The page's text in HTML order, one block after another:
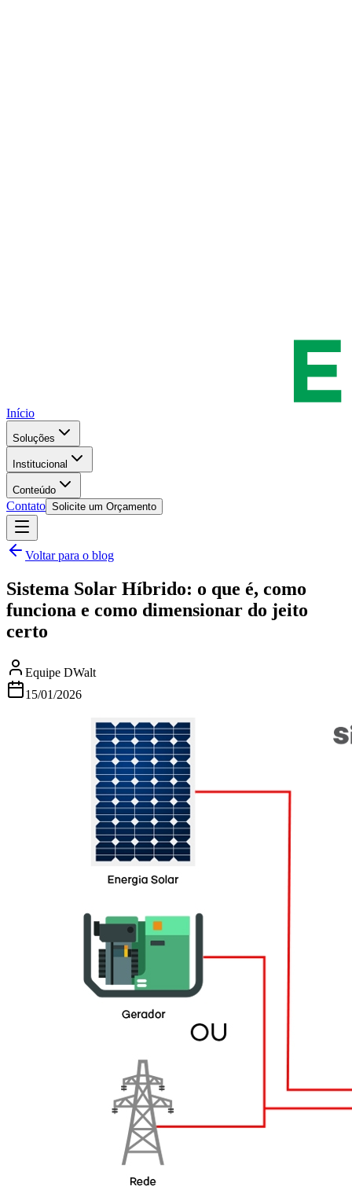
Início
Soluções
Institucional
Conteúdo
Contato Solicite um Orçamento
Voltar para o blog
Sistema Solar Híbrido: o que é, como
funciona e como dimensionar do jeito
certo
Equipe DWalt
15/01/2026